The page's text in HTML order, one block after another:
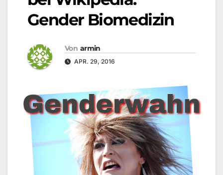
Gender Biomedizin
Von armin
APR. 29, 2016